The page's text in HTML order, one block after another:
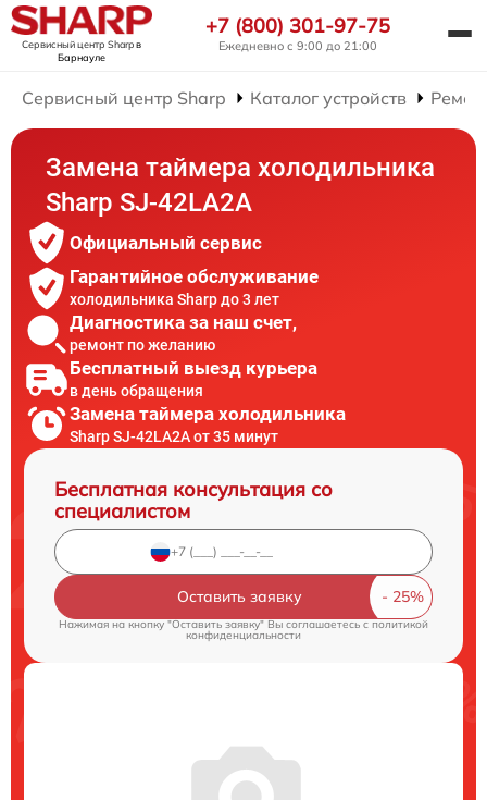
Сервисный центр Sharpв
Барнауле
+7 (800) 301-97-75
Ежедневно с 9:00 до 21:00
Сервисный центр Sharp Каталог устройств
Замена таймера холодильника
Sharp SJ-42LA2A
Официальный сервис
Гарантийное обслуживание
холодильника Sharp до 3 лет
Диагностика за наш счет,
ремонт по желанию
Бесплатный выезд курьера
в день обращения
Замена таймера холодильника
Sharp SJ-42LA2A от 35 минут
Бесплатная консультация со
специалистом
Оставить заявку
Нажимая на кнопку "Оставить заявку" Вы соглашаетесь cполитикой
конфиденциальности